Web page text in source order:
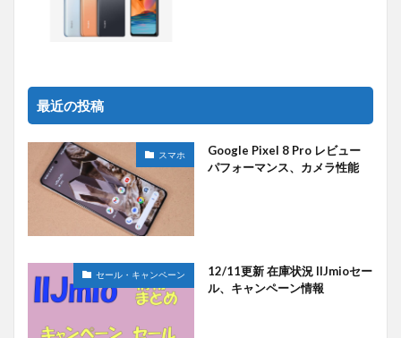
最近の投稿
スマホ
Google Pixel 8 Pro レビュー
パフォーマンス、カメラ性能
セール・キャンペーン
12/11更新 在庫状況 IIJmioセー
ル、キャンペーン情報